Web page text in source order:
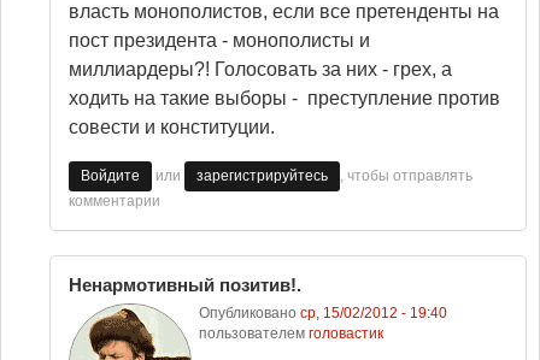
власть монополистов, если все претенденты на
пост президента - монополисты и
миллиардеры?! Голосовать за них - грех, а
ходить на такие выборы - преступление против
совести и конституции.
Войдите или зарегистрируйтесь
, чтобы отправлять
комментарии
Ненармотивный позитив!.
Опубликовано ср, 15/02/2012 - 19:40
пользователем головастик